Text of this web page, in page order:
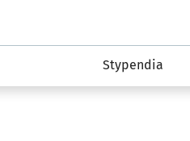
podserwis: Kultura
Stypendia